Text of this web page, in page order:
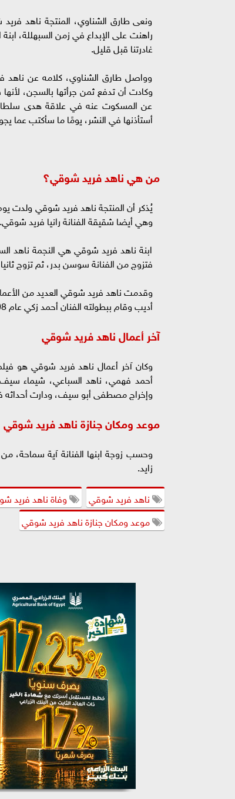
ونعى طارق الشناوي، المنتجة ناهد
راهنت على الإبداع في زمن السبهللة،
غادرتنا قبل قليل.
وواصل طارق الشناوي، كلامه عن ناهد
وكادت أن تدفع ثمن جرأتها بالسجن،
عن المسكوت عنه في علاقة هدى سلطان
أستأذنها في النشر، يومًا ما سأكتب عما
من هي ناهد فريد شوقي؟
وهي أيضا شقيقة الفنانة رانيا فريد شوقي.
ابنة ناهد فريد شوقي هي النجمة ناهد
فتزوج من الفنانة سوسن بدر، ثم تزوج
وقدمت ناهد فريد شوقي العديد من
أديب وقام ببطولته الفنان أحمد زكي عام 1998، وفيلم من نظرة عين للفنانة منى زكي.
آخر أعمال ناهد فريد شوقي
أحمد فهمي، ناهد السباعي، شيماء
وإخراج مصطفى أبو سيف، ودارت أحداثه
موعد ومكان جنازة ناهد فريد شوقي
وحسب زوجة ابنها الفنانة آية سماحة،
زايد.
ناهد فريد شوقي
وفاة ناهد فريد
موعد ومكان جنازة ناهد فريد شوقي